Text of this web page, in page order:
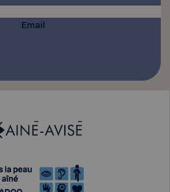
Email